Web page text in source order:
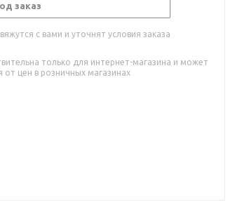
заказ
с вами и уточнят условия заказа
только для интернет-магазина и может
от цен в розничных магазинах